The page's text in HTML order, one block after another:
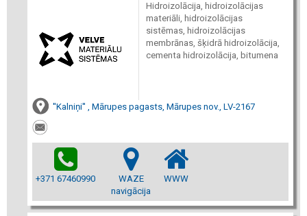
Hidroizolācija, hidroizolācijas
materiāli, hidroizolācijas
sistēmas, hidroizolācijas
membrānas, šķidrā hidroizolācija,
cementa hidroizolācija, bitumena
''Kalniņi'' , Mārupes pagasts, Mārupes nov., LV-2167
+371 67460990
WAZE
navigācija
WWW